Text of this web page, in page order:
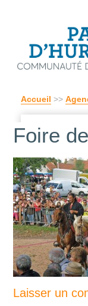
Accueil >>
Foire
Laisser un